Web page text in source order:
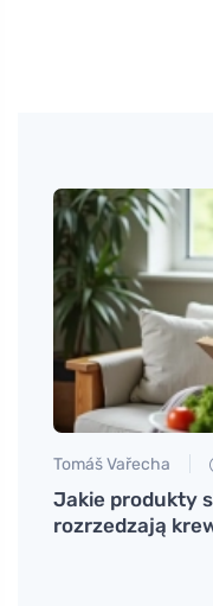
Tomáš Vařecha
Jakie produkty
rozrzedzają